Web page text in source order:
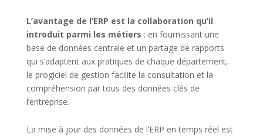
L’avantage de l’ERP est la collaboration qu’il
introduit parmi les métiers : en fournissant une
base de données centrale et un partage de rapports
qui s’adaptent aux pratiques de chaque département,
le progiciel de gestion facilite la consultation et la
compréhension par tous des données clés de
l’entreprise.
La mise à jour des données de l’ERP en temps réel est